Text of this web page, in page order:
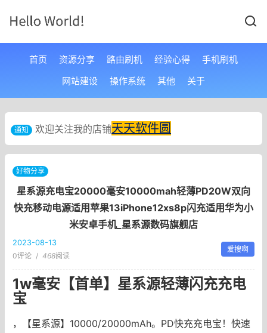
首页 资源分享 路由刷机 经验心得
手机刷机
网站建设
操作系统 其他 关于
通知 欢迎关注我的店铺天天软件圆
好物分享
星系源充电宝20000毫安10000mah轻薄PD20W双向
快充移动电源适用苹果13iPhone12xs8p闪充适用华为小
米安卓手机_星系源数码旗舰店
2023-08-13
0评论 / 468阅读
爱搜啊
1w毫安【首单】星系源轻薄闪充充电
宝
，【星系源】10000/20000mAh。PD快充充电宝！快速